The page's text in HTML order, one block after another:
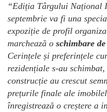
“Ediția Târgului Național
septembrie va fi una
expoziție de profil
marchează o schimbare
Cerințele și preferințele
rezidențiale s-au
construcție au crescut
prețurile finale ale
înregistrează o creștere a